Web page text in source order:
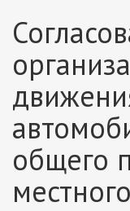
общего